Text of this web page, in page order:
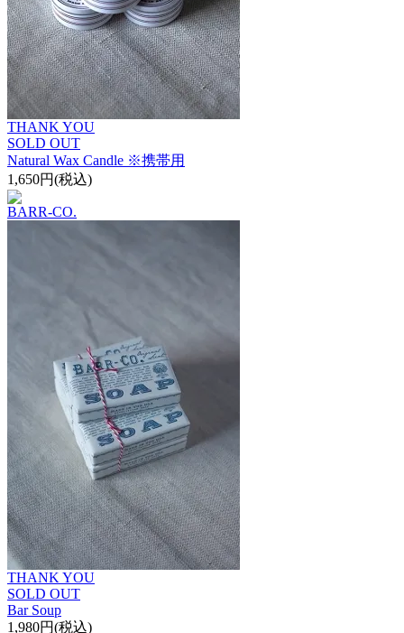
THANK YOU
SOLD OUT
Natural Wax Candle ※携帯用
1,650円(税込)
BARR-CO.
THANK YOU
SOLD OUT
Bar Soup
1,980円(税込)